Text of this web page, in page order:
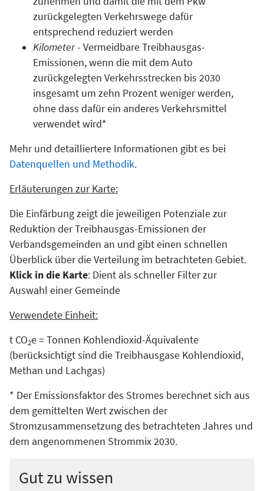
zurückgelegten Verkehrswege dafür
entsprechend reduziert werden
Kilometer- Vermeidbare Treibhausgas-
Emissionen, wenn die mit dem Auto
zurückgelegten Verkehrsstrecken bis 2030
insgesamt um zehn Prozent weniger werden,
ohne dass dafür ein anderes Verkehrsmittel
verwendet wird*
Mehr und detailliertere Informationen gibt es bei
Datenquellen und Methodik.
Erläuterungen zur Karte:
Die Einfärbung zeigt die jeweiligen Potenziale zur
Reduktion der Treibhausgas-Emissionen der
Verbandsgemeinden an und gibt einen schnellen
Überblick über die Verteilung im betrachteten Gebiet.
Klick in die Karte: Dient als schneller Filter zur
Auswahl einer Gemeinde
Verwendete Einheit:
t CO2e = Tonnen Kohlendioxid-Äquivalente
(berücksichtigt sind die Treibhausgase Kohlendioxid,
Methan und Lachgas)
* Der Emissionsfaktor des Stromes berechnet sich aus
dem gemittelten Wert zwischen der
Stromzusammensetzung des betrachteten Jahres und
dem angenommenen Strommix 2030.
Gut zu wissen